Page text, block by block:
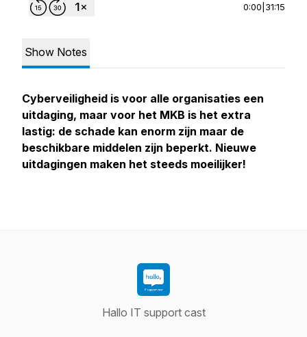
0:00 31:15
Show Notes
Cyberveiligheid is voor alle organisaties een
uitdaging, maar voor het MKB is het extra
lastig: de schade kan enorm zijn maar de
beschikbare middelen zijn beperkt. Nieuwe
uitdagingen maken het steeds moeilijker!
Hallo IT support cast